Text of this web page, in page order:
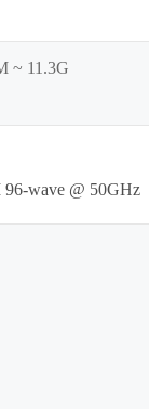
~ 11.3G
wave @ 50GHz